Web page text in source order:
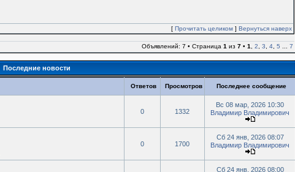
[ Прочитать целиком] Вернуться наверх
Объявлений: 7 • Страница 1 из 7• 1 2 3 4, 5 7
Последние новости
Ответов Просмотров Последнее сообщение
0 1332
Вс 08 мар, 2026 10:30
Владимир Владимирович
0 1700
Сб 24 янв, 2026 08:07
Владимир Владимирович
Сб 24 янв, 2026 08:00